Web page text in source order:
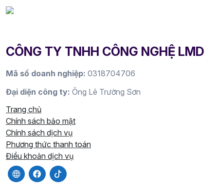
CÔNG TY TNHH CÔNG NGHỆ LMD
Mã số doanh nghiệp: 0318704706
Đại diện công ty: Ông Lê Trường Sơn
Trang chủ
Chính sách bảo mật
Chính sách dịch vụ
Phương thức thanh toán
Điều khoản dịch vụ